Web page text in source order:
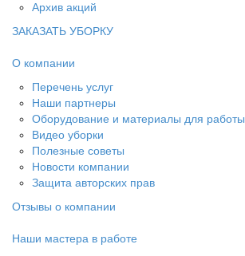
Архив акций
ЗАКАЗАТЬ УБОРКУ
О компании
Перечень услуг
Наши партнеры
Оборудование и материалы для работы
Видео уборки
Полезные советы
Новости компании
Защита авторских прав
Отзывы о компании
Наши мастера в работе